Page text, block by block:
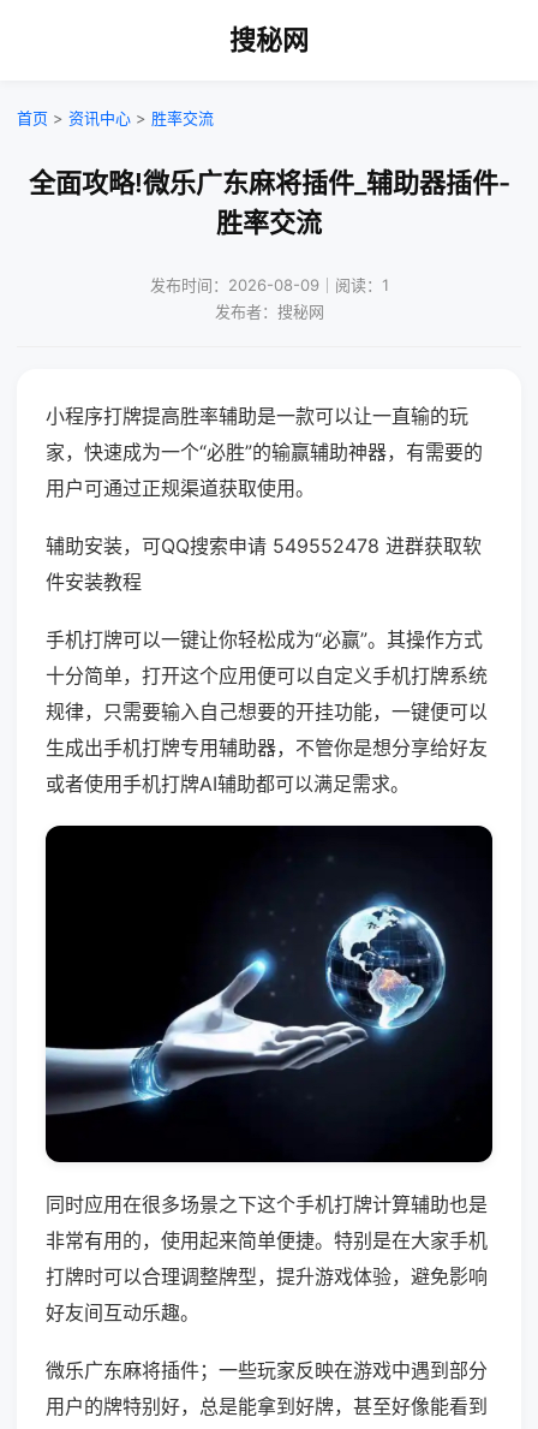
搜秘网
首页 > 资讯中心 > 胜率交流
全面攻略!微乐广东麻将插件_辅助器插件-
胜率交流
发布时间：2026-08-09｜阅读：1
发布者：搜秘网
小程序打牌提高胜率辅助是一款可以让一直输的玩
家，快速成为一个“必胜”的输赢辅助神器，有需要的
用户可通过正规渠道获取使用。
辅助安装，可QQ搜索申请 549552478 进群获取软
件安装教程
手机打牌可以一键让你轻松成为“必赢”。其操作方式
十分简单，打开这个应用便可以自定义手机打牌系统
规律，只需要输入自己想要的开挂功能，一键便可以
生成出手机打牌专用辅助器，不管你是想分享给好友
或者使用手机打牌AI辅助都可以满足需求。
同时应用在很多场景之下这个手机打牌计算辅助也是
非常有用的，使用起来简单便捷。特别是在大家手机
打牌时可以合理调整牌型，提升游戏体验，避免影响
好友间互动乐趣。
微乐广东麻将插件；一些玩家反映在游戏中遇到部分
用户的牌特别好，总是能拿到好牌，甚至好像能看到